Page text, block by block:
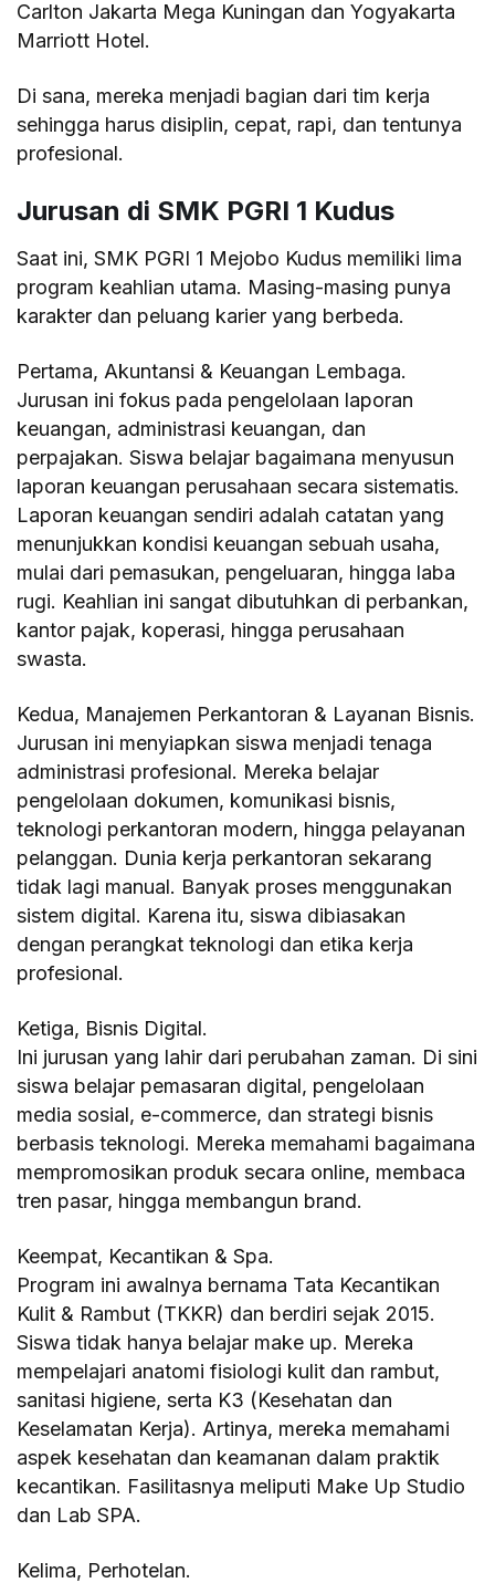
Carlton Jakarta Mega Kuningan dan Yogyakarta
Marriott Hotel.
Di sana, mereka menjadi bagian dari tim kerja
sehingga harus disiplin, cepat, rapi, dan tentunya
profesional.
Jurusan di SMK PGRI 1 Kudus
Saat ini, SMK PGRI 1 Mejobo Kudus memiliki lima
program keahlian utama. Masing-masing punya
karakter dan peluang karier yang berbeda.
Pertama, Akuntansi & Keuangan Lembaga.
Jurusan ini fokus pada pengelolaan laporan
keuangan, administrasi keuangan, dan
perpajakan. Siswa belajar bagaimana menyusun
laporan keuangan perusahaan secara sistematis.
Laporan keuangan sendiri adalah catatan yang
menunjukkan kondisi keuangan sebuah usaha,
mulai dari pemasukan, pengeluaran, hingga laba
rugi. Keahlian ini sangat dibutuhkan di perbankan,
kantor pajak, koperasi, hingga perusahaan
swasta.
Kedua, Manajemen Perkantoran & Layanan Bisnis.
Jurusan ini menyiapkan siswa menjadi tenaga
administrasi profesional. Mereka belajar
pengelolaan dokumen, komunikasi bisnis,
teknologi perkantoran modern, hingga pelayanan
pelanggan. Dunia kerja perkantoran sekarang
tidak lagi manual. Banyak proses menggunakan
sistem digital. Karena itu, siswa dibiasakan
dengan perangkat teknologi dan etika kerja
profesional.
Ketiga, Bisnis Digital.
Ini jurusan yang lahir dari perubahan zaman. Di sini
siswa belajar pemasaran digital, pengelolaan
media sosial, e-commerce, dan strategi bisnis
berbasis teknologi. Mereka memahami bagaimana
mempromosikan produk secara online, membaca
tren pasar, hingga membangun brand.
Keempat, Kecantikan & Spa.
Program ini awalnya bernama Tata Kecantikan
Kulit & Rambut (TKKR) dan berdiri sejak 2015.
Siswa tidak hanya belajar make up. Mereka
mempelajari anatomi fisiologi kulit dan rambut,
sanitasi higiene, serta K3 (Kesehatan dan
Keselamatan Kerja). Artinya, mereka memahami
aspek kesehatan dan keamanan dalam praktik
kecantikan. Fasilitasnya meliputi Make Up Studio
dan Lab SPA.
Kelima, Perhotelan.